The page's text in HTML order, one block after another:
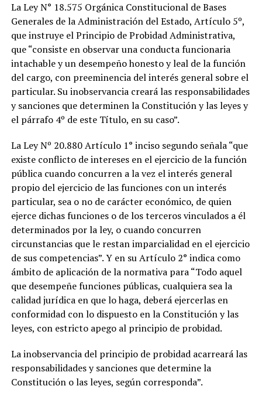
La Ley N° 18.575 Orgánica Constitucional de Bases
Generales de la Administración del Estado, Artículo 5º,
que instruye el Principio de Probidad Administrativa,
que “consiste en observar una conducta funcionaria
intachable y un desempeño honesto y leal de la función
del cargo, con preeminencia del interés general sobre el
particular. Su inobservancia creará las responsabilidades
y sanciones que determinen la Constitución y las leyes y
el párrafo 4º de este Título, en su caso”.
La Ley Nº 20.880 Artículo 1° inciso segundo señala “que
existe conflicto de intereses en el ejercicio de la función
pública cuando concurren a la vez el interés general
propio del ejercicio de las funciones con un interés
particular, sea o no de carácter económico, de quien
ejerce dichas funciones o de los terceros vinculados a él
determinados por la ley, o cuando concurren
circunstancias que le restan imparcialidad en el ejercicio
de sus competencias”. Y en su Artículo 2° indica como
ámbito de aplicación de la normativa para “Todo aquel
que desempeñe funciones públicas, cualquiera sea la
calidad jurídica en que lo haga, deberá ejercerlas en
conformidad con lo dispuesto en la Constitución y las
leyes, con estricto apego al principio de probidad.
La inobservancia del principio de probidad acarreará las
responsabilidades y sanciones que determine la
Constitución o las leyes, según corresponda”.